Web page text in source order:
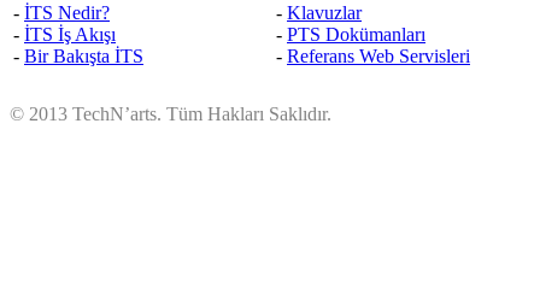
- İTS Nedir?
- İTS İş Akışı
- Bir Bakışta İTS
- Klavuzlar
- PTS Dokümanları
- Referans Web Servisleri
© 2013 TechN’arts. Tüm Hakları Saklıdır.